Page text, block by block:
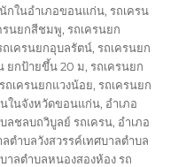
กในอำเภอขอนแก่น,รถเครน
รนยกสีชมพู,รถเครนยก
ถเครนยกอุบลรัตน์,รถเครนยก
ยกป้ายขึ้น 20 ม,รถเครนยก
รถเครนยกแวงน้อย,รถเครนยก
นในจังหวัดขอนแก่น, อำเภอ
ลชลบถวิบูลย์ รถเครน, อำเภอ
ตำบลวังสวรรค์เทศบาลตำบล
าลตำบลหนองสองห้อง รถ